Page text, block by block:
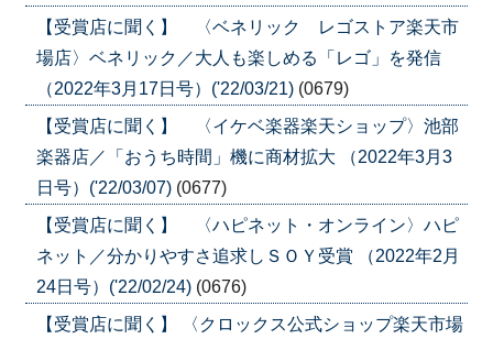
【受賞店に聞く】 〈ベネリック レゴストア楽天市
場店〉ベネリック／大人も楽しめる「レゴ」を発信
（2022年3月17日号）('22/03/21) (0679)
【受賞店に聞く】 〈イケベ楽器楽天ショップ〉池部
楽器店／「おうち時間」機に商材拡大 （2022年3月3
日号）('22/03/07) (0677)
【受賞店に聞く】 〈ハピネット・オンライン〉ハピ
ネット／分かりやすさ追求しＳＯＹ受賞 （2022年2月
24日号）('22/02/24) (0676)
【受賞店に聞く】 〈クロックス公式ショップ楽天市場